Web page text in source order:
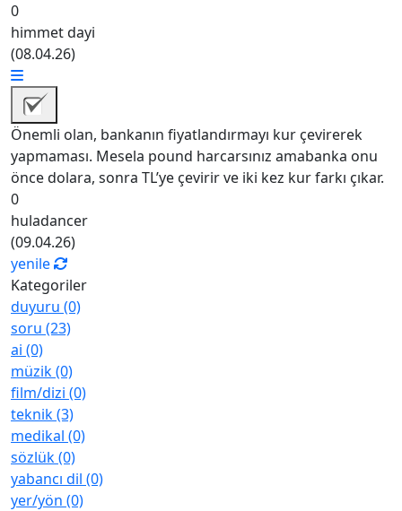
0
himmet dayi
(08.04.26)
Önemli olan, bankanın fiyatlandırmayı kur çevirerek
yapmaması. Mesela pound harcarsınız amabanka onu
önce dolara, sonra TL’ye çevirir ve iki kez kur farkı çıkar.
0
huladancer
(09.04.26)
yenile
Kategoriler
duyuru (0)
soru (23)
ai (0)
müzik (0)
film/dizi (0)
teknik (3)
medikal (0)
sözlük (0)
yabancı dil (0)
yer/yön (0)